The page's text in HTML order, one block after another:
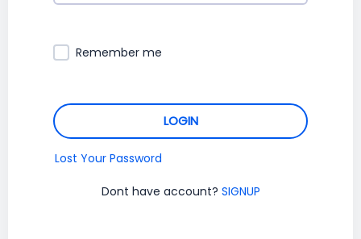
Remember me
LOGIN
Lost Your Password
Dont have account? SIGNUP